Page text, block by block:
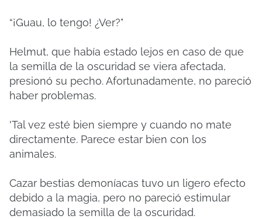
“¡Guau, lo tengo! ¿Ver?"
Helmut, que había estado lejos en caso de que
la semilla de la oscuridad se viera afectada,
presionó su pecho. Afortunadamente, no pareció
haber problemas.
'Tal vez esté bien siempre y cuando no mate
directamente. Parece estar bien con los
animales.
Cazar bestias demoníacas tuvo un ligero efecto
debido a la magia, pero no pareció estimular
demasiado la semilla de la oscuridad.